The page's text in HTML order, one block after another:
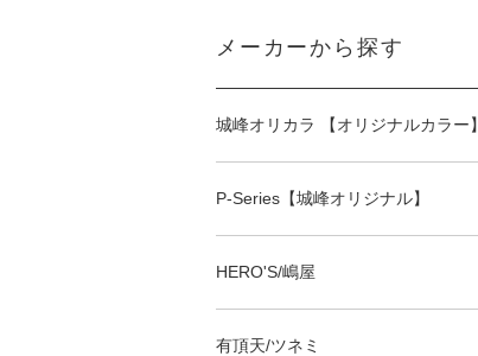
メーカーから探す
城峰オリカラ 【オリジナルカラー】
P-Series【城峰オリジナル】
HERO'S/嶋屋
有頂天/ツネミ